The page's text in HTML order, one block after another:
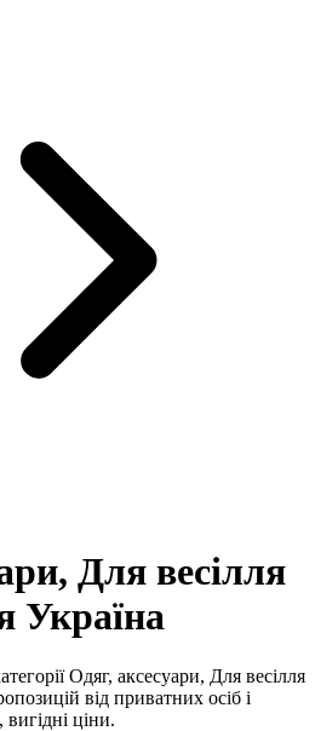
Для весілля
Україна
Одяг, аксесуари, Для весілля
від приватних осіб і
ціни.